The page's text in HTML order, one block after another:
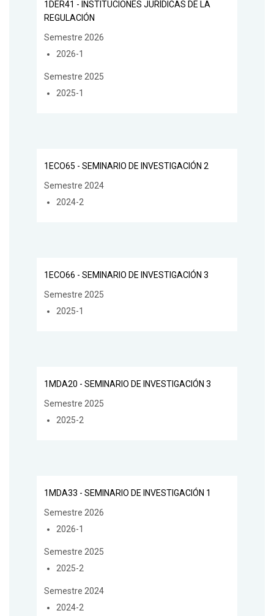
1DER41 - INSTITUCIONES JURÍDICAS DE LA
REGULACIÓN
Semestre 2026
2026-1
Semestre 2025
2025-1
1ECO65 - SEMINARIO DE INVESTIGACIÓN 2
Semestre 2024
2024-2
1ECO66 - SEMINARIO DE INVESTIGACIÓN 3
Semestre 2025
2025-1
1MDA20 - SEMINARIO DE INVESTIGACIÓN 3
Semestre 2025
2025-2
1MDA33 - SEMINARIO DE INVESTIGACIÓN 1
Semestre 2026
2026-1
Semestre 2025
2025-2
Semestre 2024
2024-2